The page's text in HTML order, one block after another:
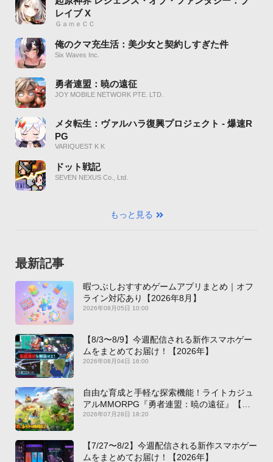
レイブ X
ＧａｍｅＣＣ
俺のクマ充生活：美少女と契約しすぎた件
Six Waves Inc.
勇者連盟：暁の遠征
JOY MOBILE NETWORK PTE. LTD.
メタ転生：ヴァルハラ復興プロジェクト - 爆速R
PG
VARIQUEST K K
ドット戦記
SEVEN NEXUS Co., Ltd.
もっと見る
最新記事
暇つぶしおすすめゲームアプリまとめ｜オフ
ライン対応あり【2026年8月】
2026年08月05日 10:00
【8/3〜8/9】今週配信される新作スマホゲー
ムをまとめてお届け！【2026年】
2026年08月04日 16:00
自由な育成と手軽な探索機能！ライトカジュ
アルMMORPG『勇者連盟：暁の遠征』【最
新作PICKUP】
2026年07月28日 18:20
【7/27〜8/2】今週配信される新作スマホゲー
ムをまとめてお届け！【2026年】